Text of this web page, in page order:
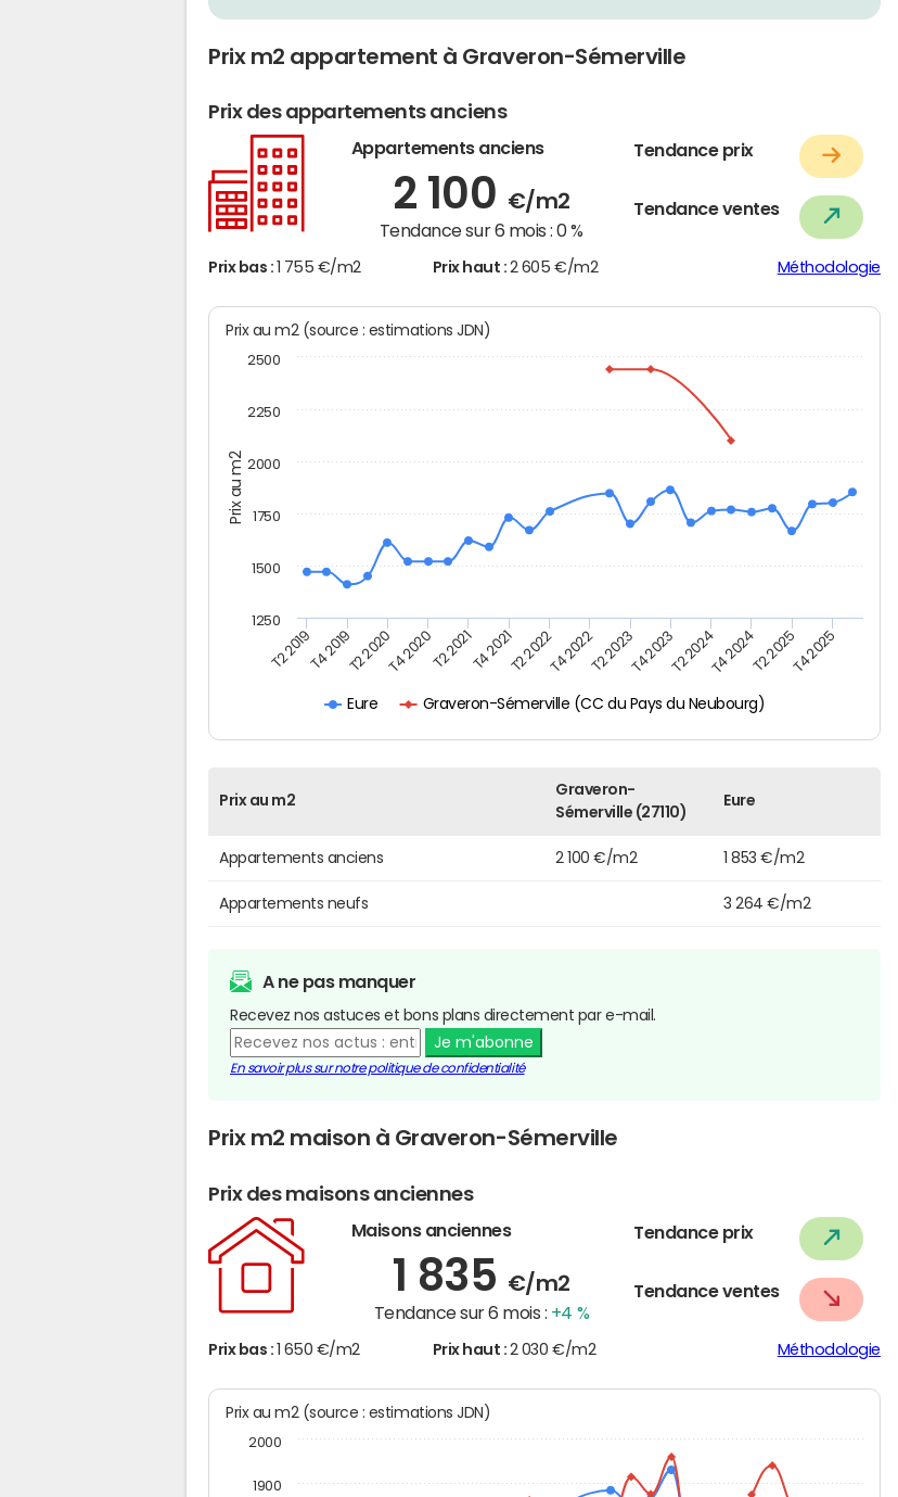
Prix m2 appartement à Graveron-Sémerville
Prix des appartements anciens
Appartements anciens
2 100 €/m2
Tendance sur 6 mois :0 %
Tendance prix
Tendance ventes
Prix bas : 1 755 €/m2 Prix haut : 2 605 €/m2 Méthodologie
Prix au m2
Prix au m2 (source : estimations JDN)
Eure Graveron-Sémerville (CC du Pays du Neubourg)
T2 2019T4 2019T2 2020T4 2020T2 2021T4 2021T2 2022T4 2022T2 2023T4 2023T2 2024T4 2024T2 2025T4 2025
1250
1500
1750
2000
2250
2500
Prix au m2
Graveron-
Sémerville (27110)
Eure
Appartements anciens 2 100 €/m2 1 853 €/m2
Appartements neufs 3 264 €/m2
A ne pas manquer
Recevez nos astuces et bons plans directement par e-mail.
Je m'abonne
En savoir plus sur notre politique de confidentialité
Prix m2 maison à Graveron-Sémerville
Prix des maisons anciennes
Maisons anciennes
1 835 €/m2
Tendance sur 6 mois : +4 %
Tendance prix
Tendance ventes
Prix bas : 1 650 €/m2 Prix haut : 2 030 €/m2 Méthodologie
Prix au m2 (source : estimations JDN)
1900
2000